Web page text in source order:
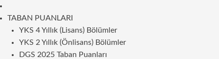
TABAN PUANLARI
YKS 4 Yıllık (Lisans) Bölümler
YKS 2 Yıllık (Önlisans) Bölümler
DGS 2025 Taban Puanları